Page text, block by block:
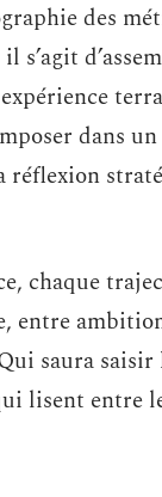
des
s’agit
dans
réflexion
chaque
entre
saura
lisent entre